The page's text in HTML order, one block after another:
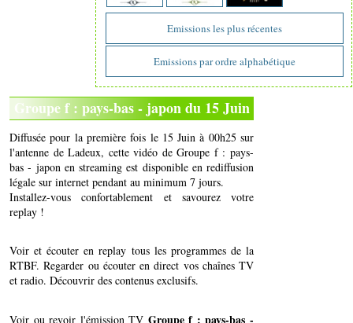
Emissions les plus récentes
Emissions par ordre alphabétique
Groupe f : pays-bas - japon du 15 Juin
Diffusée pour la première fois le 15 Juin à 00h25 sur
l'antenne de Ladeux, cette vidéo de Groupe f : pays-
bas - japon en streaming est disponible en rediffusion
légale sur internet pendant au minimum 7 jours.
Installez-vous confortablement et savourez votre
replay !
Voir et écouter en replay tous les programmes de la
RTBF. Regarder ou écouter en direct vos chaînes TV
et radio. Découvrir des contenus exclusifs.
Voir ou revoir l'émission TV Groupe f : pays-bas -